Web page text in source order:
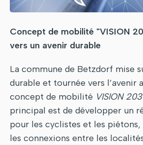
Concept de mobilité "VISION
vers un avenir durable
La commune de Betzdorf mise
durable et tournée vers l’avenir
concept de mobilité VISION
principal est de développer un
pour les cyclistes et les piétons,
les connexions entre les